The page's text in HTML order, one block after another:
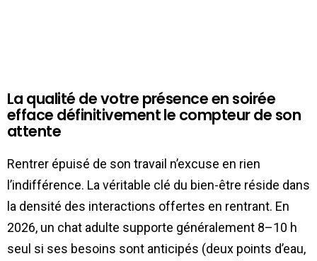
La qualité de votre présence en soirée
efface définitivement le compteur de son
attente
Rentrer épuisé de son travail n’excuse en rien
l’indifférence. La véritable clé du bien-être réside dans
la densité des interactions offertes en rentrant. En
2026, un chat adulte supporte généralement 8–10 h
seul si ses besoins sont anticipés (deux points d’eau,